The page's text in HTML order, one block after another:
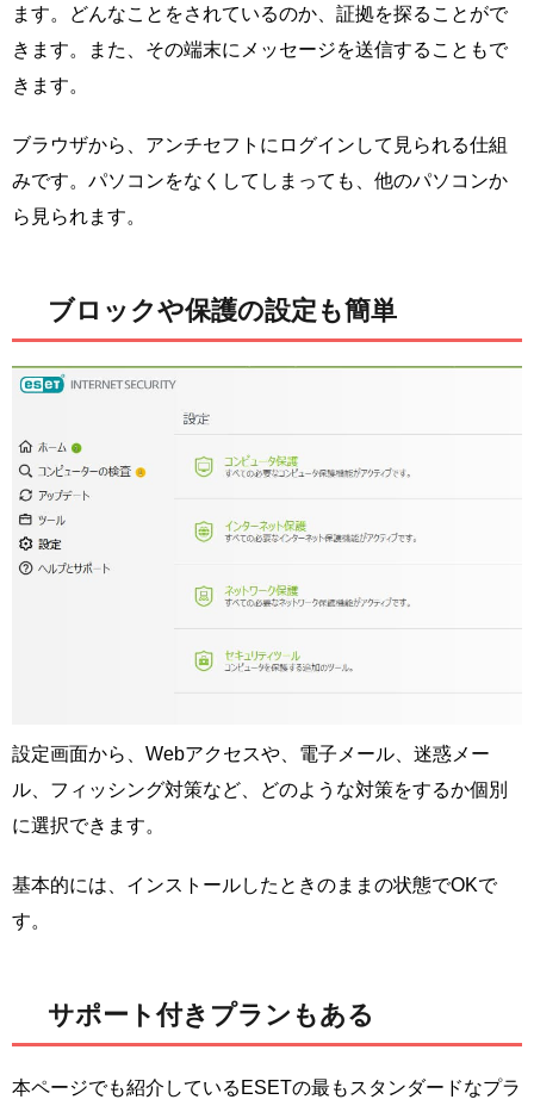
ます。どんなことをされているのか、証拠を探ることがで
きます。また、その端末にメッセージを送信することもで
きます。
ブラウザから、アンチセフトにログインして見られる仕組
みです。パソコンをなくしてしまっても、他のパソコンか
ら見られます。
ブロックや保護の設定も簡単
設定画面から、Webアクセスや、電子メール、迷惑メー
ル、フィッシング対策など、どのような対策をするか個別
に選択できます。
基本的には、インストールしたときのままの状態でOKで
す。
サポート付きプランもある
本ページでも紹介しているESETの最もスタンダードなプラ